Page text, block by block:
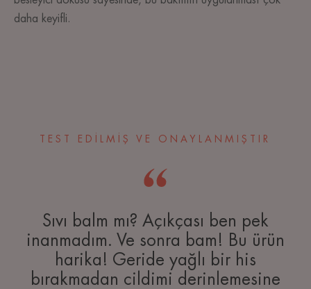
daha keyifli.
TEST EDİLMİŞ VE ONAYLANMIŞTIR
Sıvı balm mı? Açıkçası ben pek
inanmadım. Ve sonra bam! Bu ürün
harika! Geride yağlı bir his
bırakmadan cildimi derinlemesine